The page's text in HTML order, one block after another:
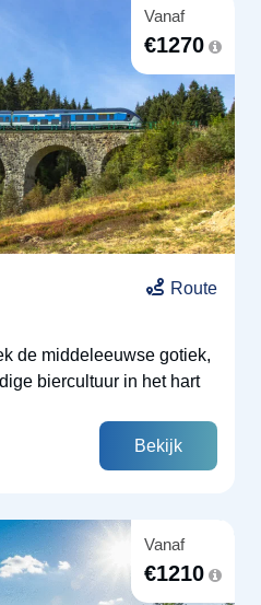
Vanaf
€1270
Route
de middeleeuwse gotiek,
biercultuur in het hart
Bekijk
Vanaf
€1210